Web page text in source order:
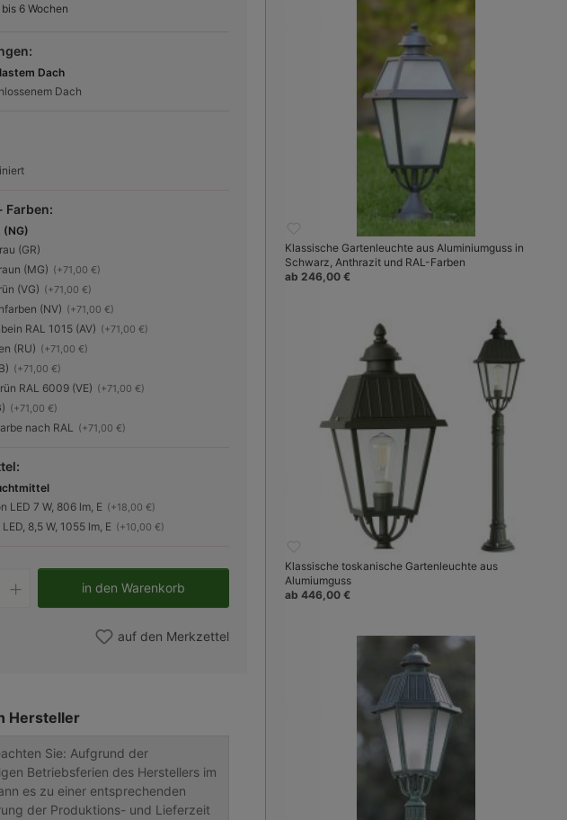
6 Wochen
Dach
Dach
Farben:
(NG)
(GR)
(MG) (+71,00 €)
(VG) (+71,00 €)
(NV) (+71,00 €)
RAL 1015 (AV) (+71,00 €)
(RU) (+71,00 €)
(+71,00 €)
RAL 6009 (VE) (+71,00 €)
(+71,00 €)
nach RAL (+71,00 €)
LED 7 W, 806 lm, E (+18,00 €)
8,5 W, 1055 lm, E (+10,00 €)
Anzahl: Gib den gewünschten Wert ein oder
in den Warenkorb
auf den Merkzettel
Hersteller
Sie: Aufgrund der
Betriebsferien des Herstellers im
es zu einer entsprechenden
der Produktions- und Lieferzeit
Klassische Gartenleuchte aus Aluminiumguss in
Schwarz, Anthrazit und RAL-Farben
ab 246,00 €
Klassische toskanische Gartenleuchte aus
Alumiumguss
ab 446,00 €